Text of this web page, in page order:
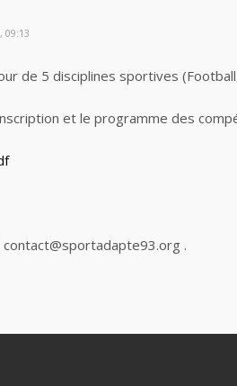
09:13
de 5 disciplines sportives
et le programme des
contact@sportadapte93.org .